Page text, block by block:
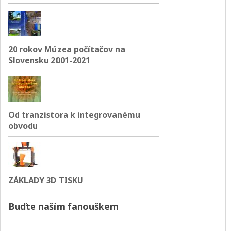
20 rokov Múzea počítačov na
Slovensku 2001-2021
Od tranzistora k integrovanému
obvodu
ZÁKLADY 3D TISKU
Buďte naším fanouškem